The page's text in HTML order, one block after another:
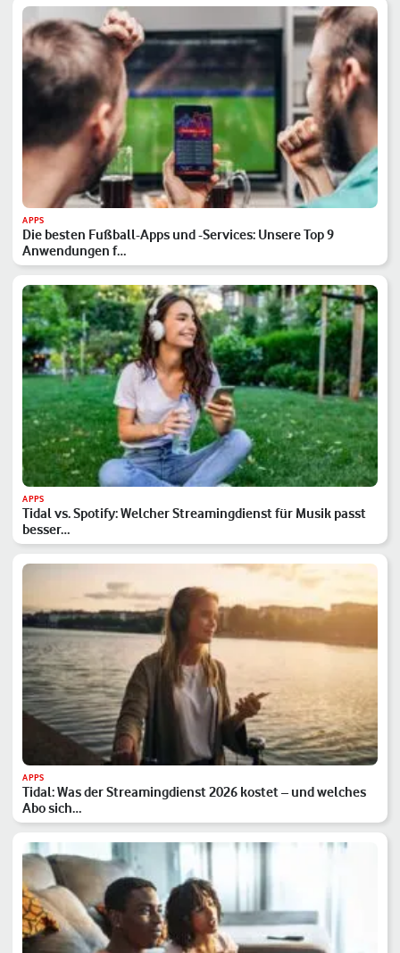
APPS
Die besten Fußball-Apps und -Services: Unsere Top 9
Anwendungen f…
APPS
Tidal vs. Spotify: Welcher Streamingdienst für Musik passt
besser…
APPS
Tidal: Was der Streamingdienst 2026 kostet – und welches
Abo sich…